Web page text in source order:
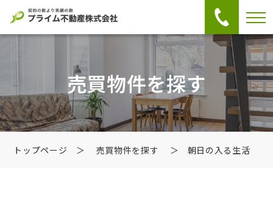
売買物件を探す
トップページ ＞ 売買物件を探す ＞ 朝日の入る生活